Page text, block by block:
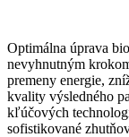
Optimálna úprava
nevyhnutným
premeny energie,
kvality výsledného
kľúčových
sofistikované